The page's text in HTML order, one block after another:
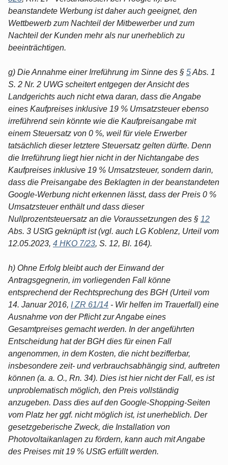
beanstandete Werbung ist daher auch geeignet, den
Wettbewerb zum Nachteil der Mitbewerber und zum
Nachteil der Kunden mehr als nur unerheblich zu
beeinträchtigen.
g) Die Annahme einer Irreführung im Sinne des § 5Abs. 1
S. 2 Nr. 2 UWG scheitert entgegen der Ansicht des
Landgerichts auch nicht etwa daran, dass die Angabe
eines Kaufpreises inklusive 19 % Umsatzsteuer ebenso
irreführend sein könnte wie die Kaufpreisangabe mit
einem Steuersatz von 0 %, weil für viele Erwerber
tatsächlich dieser letztere Steuersatz gelten dürfte. Denn
die Irreführung liegt hier nicht in der Nichtangabe des
Kaufpreises inklusive 19 % Umsatzsteuer, sondern darin,
dass die Preisangabe des Beklagten in der beanstandeten
Google-Werbung nicht erkennen lässt, dass der Preis 0 %
Umsatzsteuer enthält und dass dieser
Nullprozentsteuersatz an die Voraussetzungen des § 12
Abs. 3 UStG geknüpft ist (vgl. auch LG Koblenz, Urteil vom
12.05.2023, 4 HKO 7/23, S. 12, Bl. 164).
h) Ohne Erfolg bleibt auch der Einwand der
Antragsgegnerin, im vorliegenden Fall könne
entsprechend der Rechtsprechung des BGH (Urteil vom
14. Januar 2016, I ZR 61/14 - Wir helfen im Trauerfall) eine
Ausnahme von der Pflicht zur Angabe eines
Gesamtpreises gemacht werden. In der angeführten
Entscheidung hat der BGH dies für einen Fall
angenommen, in dem Kosten, die nicht bezifferbar,
insbesondere zeit- und verbrauchsabhängig sind, auftreten
können (a. a. O., Rn. 34). Dies ist hier nicht der Fall, es ist
unproblematisch möglich, den Preis vollständig
anzugeben. Dass dies auf den Google-Shopping-Seiten
vom Platz her ggf. nicht möglich ist, ist unerheblich. Der
gesetzgeberische Zweck, die Installation von
Photovoltaikanlagen zu fördern, kann auch mit Angabe
des Preises mit 19 % UStG erfüllt werden.